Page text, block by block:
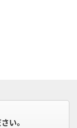
い。